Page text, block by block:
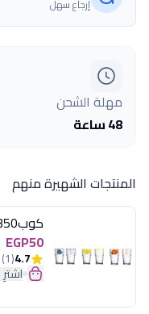
إرجاع سهل
مهلة الشحن
48 ساعة
المنتجات الشهيرة منهم
كوب350مللى ورد هيريفين
EGP50
4.7
(1)
اشترِ